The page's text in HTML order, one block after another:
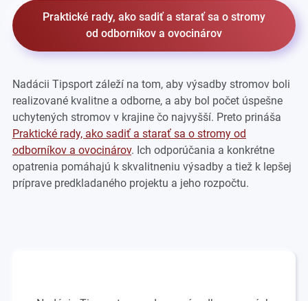
Praktické rady, ako sadiť a starať sa o stromy
od odborníkov a ovocinárov
Nadácii Tipsport záleží na tom, aby výsadby stromov boli
realizované kvalitne a odborne, a aby bol počet úspešne
uchytených stromov v krajine čo najvyšší. Preto prináša
Praktické rady, ako sadiť a starať sa o stromy od
odborníkov a ovocinárov. Ich odporúčania a konkrétne
opatrenia pomáhajú k skvalitneniu výsadby a tiež k lepšej
príprave predkladaného projektu a jeho rozpočtu.